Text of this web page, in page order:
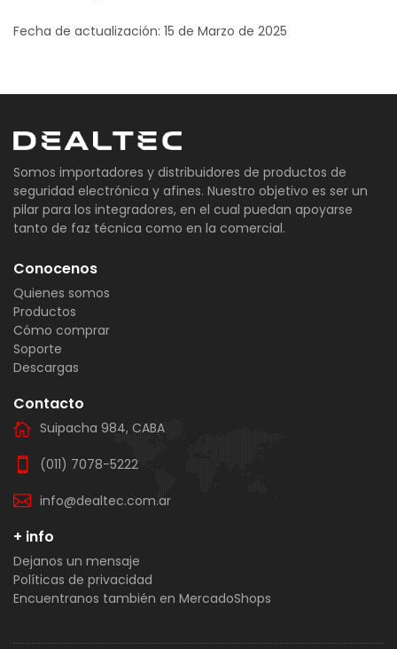
Fecha de actualización: 15 de Marzo de 2025
Somos importadores y distribuidores de productos de
seguridad electrónica y afines. Nuestro objetivo es ser un
pilar para los integradores, en el cual puedan apoyarse
tanto de faz técnica como en la comercial.
Conocenos
Quienes somos
Productos
Cómo comprar
Soporte
Descargas
Contacto
Suipacha 984, CABA
(011) 7078-5222
info@dealtec.com.ar
+ info
Dejanos un mensaje
Políticas de privacidad
Encuentranos también en MercadoShops